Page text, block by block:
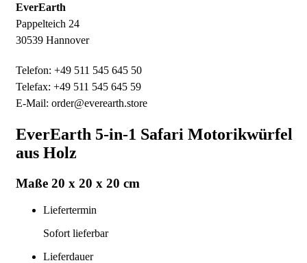
EverEarth
Pappelteich 24
30539 Hannover
Telefon: +49 511 545 645 50
Telefax: +49 511 545 645 59
E-Mail: order@everearth.store
EverEarth 5-in-1 Safari Motorikwürfel
aus Holz
Maße 20 x 20 x 20 cm
Liefertermin
Sofort lieferbar
Lieferdauer